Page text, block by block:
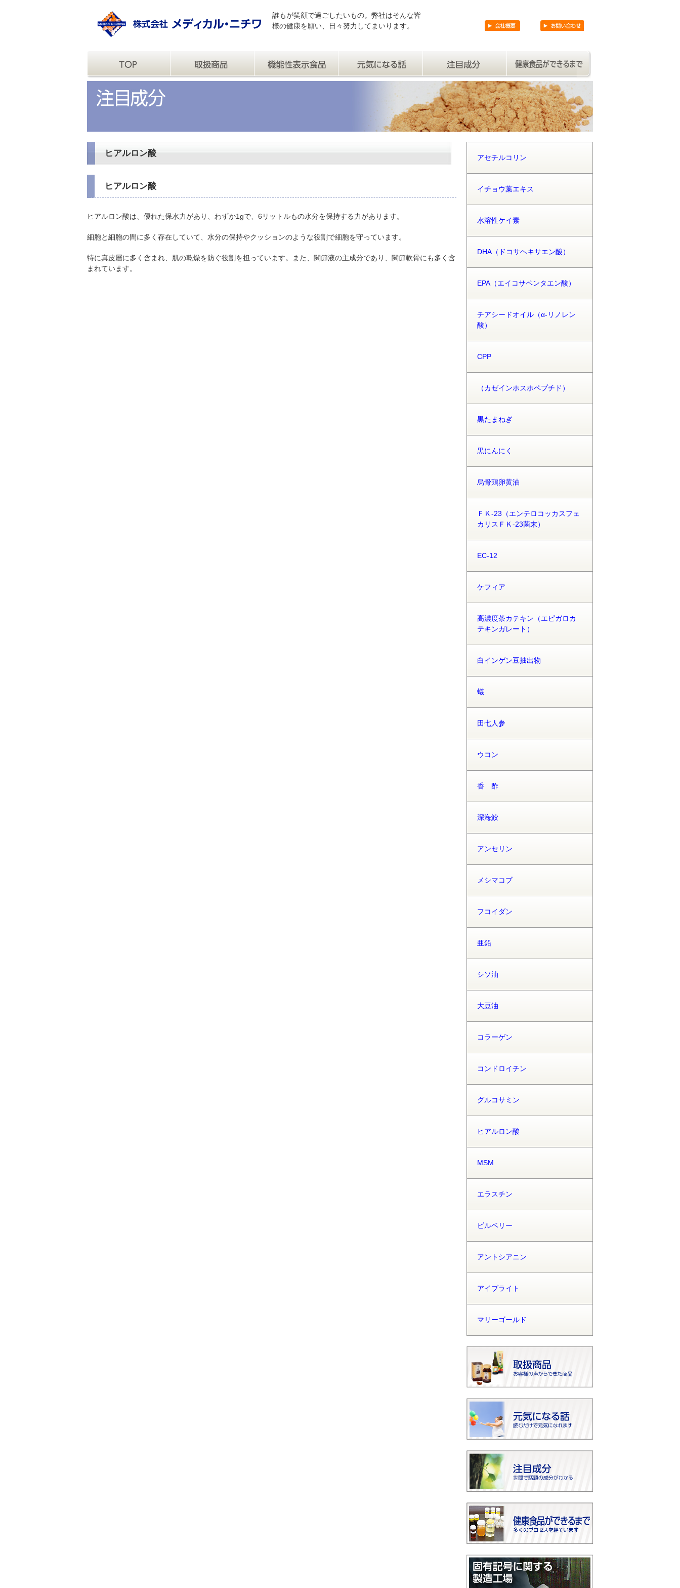
誰もが笑顔で過ごしたいもの。弊社はそんな皆
様の健康を願い、日々努力してまいります。
ヒアルロン酸
ヒアルロン酸
ヒアルロン酸は、優れた保水力があり、わずか1gで、6リットルもの水分を保持する力があります。
細胞と細胞の間に多く存在していて、水分の保持やクッションのような役割で細胞を守っています。
特に真皮層に多く含まれ、肌の乾燥を防ぐ役割を担っています。また、関節液の主成分であり、関節軟骨にも多く含
まれています。
アセチルコリン
イチョウ葉エキス
水溶性ケイ素
DHA（ドコサヘキサエン酸）
EPA（エイコサペンタエン酸）
チアシードオイル（α-リノレン
酸）
CPP
（カゼインホスホペプチド）
黒たまねぎ
黒にんにく
烏骨鶏卵黄油
ＦＫ-23（エンテロコッカスフェ
カリスＦＫ-23菌末）
EC-12
ケフィア
高濃度茶カテキン（エピガロカ
テキンガレート）
白インゲン豆抽出物
蟻
田七人参
ウコン
香 酢
深海鮫
アンセリン
メシマコブ
フコイダン
亜鉛
シソ油
大豆油
コラーゲン
コンドロイチン
グルコサミン
ヒアルロン酸
MSM
エラスチン
ビルベリー
アントシアニン
アイブライト
マリーゴールド